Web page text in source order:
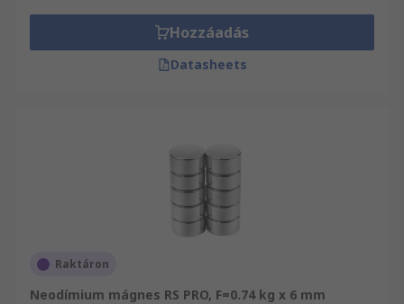
Hozzáadás
Datasheets
Raktáron
Neodímium mágnes RS PRO, F=0.74 kg x 6 mm